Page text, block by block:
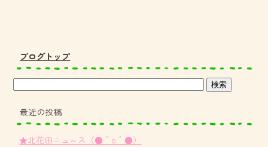
ブログトップ
最近の投稿
★北花田ニュ～ス（●＾o＾●）